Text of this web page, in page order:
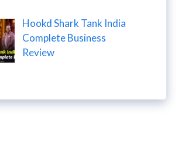
Hookd Shark Tank India
Complete Business
Review